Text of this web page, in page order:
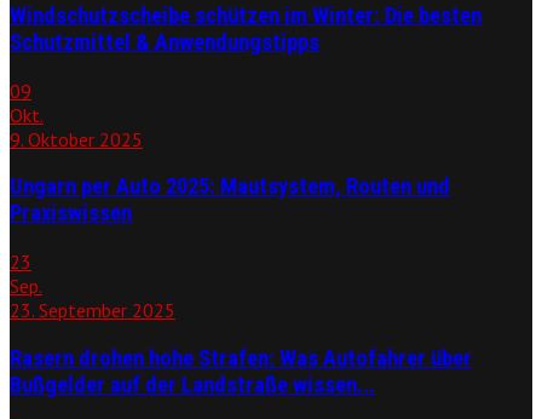
Windschutzscheibe schützen im Winter: Die besten
Schutzmittel & Anwendungstipps
09
Okt.
9. Oktober 2025
Ungarn per Auto 2025: Mautsystem, Routen und
Praxiswissen
23
Sep.
23. September 2025
Rasern drohen hohe Strafen: Was Autofahrer über
Bußgelder auf der Landstraße wissen...